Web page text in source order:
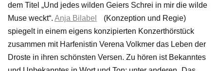
dem Titel „Und jedes wilden Geiers Schrei in mir die wilde
Muse weckt“. Anja Bilabel
(Konzeption und Regie)
spiegelt in einem eigens konzipierten Konzerthörstück
zusammen mit Harfenistin Verena Volkmer das Leben der
Droste in ihren schönsten Versen. Zu hören ist Bekanntes